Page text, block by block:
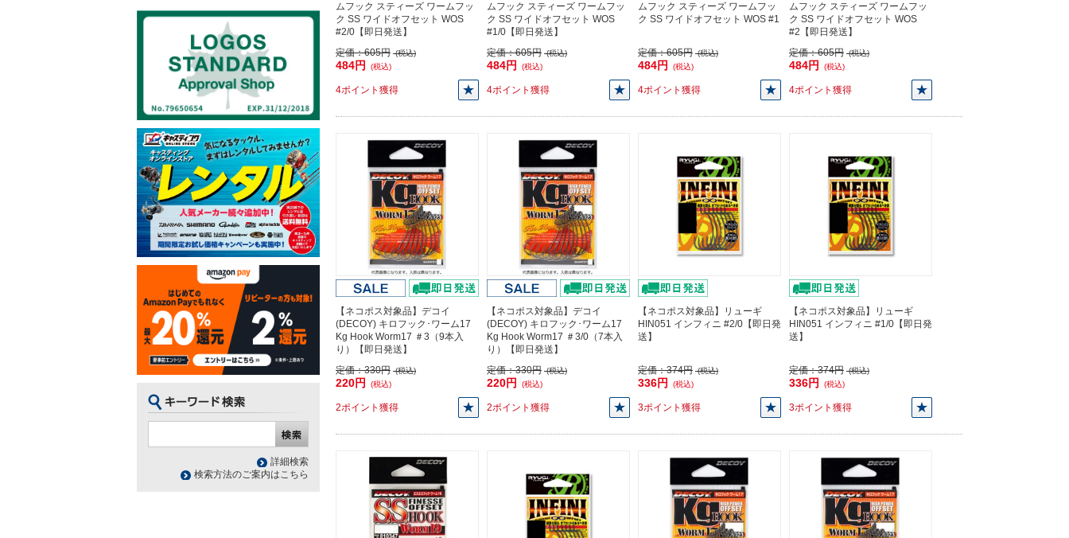
ムフック スティーズ ワームフッ
ク SS ワイドオフセット WOS
#2/0【即日発送】
定価：605円 (税込)
484円 (税込)
4ポイント獲得
ムフック スティーズ ワームフッ
ク SS ワイドオフセット WOS
#1/0【即日発送】
定価：605円 (税込)
484円 (税込)
4ポイント獲得
ムフック スティーズ ワームフッ
ク SS ワイドオフセット WOS #1
定価：605円 (税込)
484円 (税込)
4ポイント獲得
ムフック スティーズ ワームフッ
ク SS ワイドオフセット WOS
#2【即日発送】
定価：605円 (税込)
484円 (税込)
4ポイント獲得
【ネコポス対象品】デコイ
(DECOY) キロフック･ワーム17
Kg Hook Worm17 ＃3（9本入
り）【即日発送】
定価：330円 (税込)
220円 (税込)
2ポイント獲得
【ネコポス対象品】デコイ
(DECOY) キロフック･ワーム17
Kg Hook Worm17 ＃3/0（7本入
り）【即日発送】
定価：330円 (税込)
220円 (税込)
2ポイント獲得
【ネコポス対象品】リューギ
HIN051 インフィニ #2/0【即日発
送】
定価：374円 (税込)
336円 (税込)
3ポイント獲得
【ネコポス対象品】リューギ
HIN051 インフィニ #1/0【即日発
送】
定価：374円 (税込)
336円 (税込)
3ポイント獲得
詳細検索
検索方法のご案内はこちら